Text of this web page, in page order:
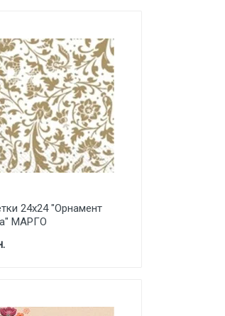
24х24 "Орнамент
МАРГО